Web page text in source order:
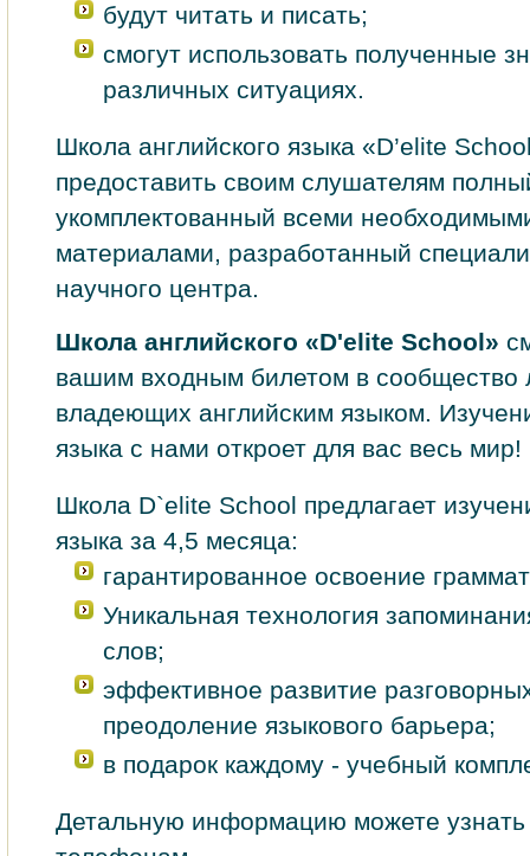
будут читать и писать;
смогут использовать полученные
различных ситуациях.
Школа английского языка «D’elite
предоставить своим слушателям
укомплектованный всеми
материалами, разработанный
научного центра.
Школа английского «D'elite School»
вашим входным билетом в сообщество
владеющих английским языком.
языка с нами откроет для вас весь мир!
Школа D`elite School предлагает
языка за 4,5 месяца:
гарантированное освоение
Уникальная технология
слов;
эффективное развитие
преодоление языкового барьера;
в подарок каждому - учебный
Детальную информацию можете узнать